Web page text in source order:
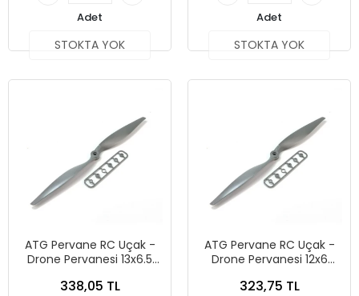
Adet
STOKTA YOK
Adet
STOKTA YOK
ATG Pervane RC Uçak -
Drone Pervanesi 13x6.5
338,05 TL
ATG Pervane RC Uçak -
Drone Pervanesi 12x6
323,75 TL